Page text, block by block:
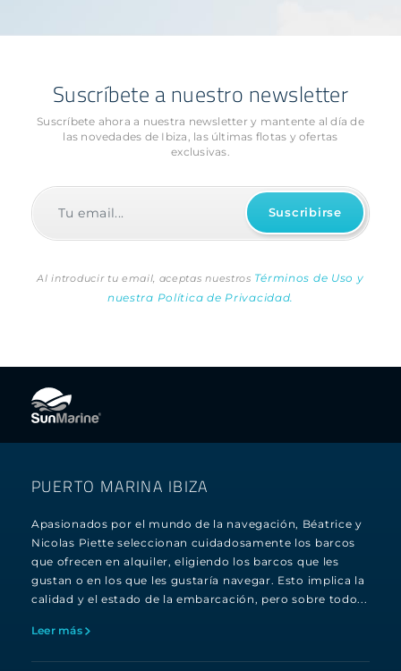
Suscríbete a nuestro newsletter
Suscríbete ahora a nuestra newsletter y mantente al día de
las novedades de Ibiza, las últimas flotas y ofertas
exclusivas.
Al introducir tu email, aceptas nuestros Términos de Uso y
nuestra Política de Privacidad.
PUERTO MARINA IBIZA
Apasionados por el mundo de la navegación, Béatrice y
Nicolas Piette seleccionan cuidadosamente los barcos
que ofrecen en alquiler, eligiendo los barcos que les
gustan o en los que les gustaría navegar. Esto implica la
calidad y el estado de la embarcación, pero sobre todo...
Leer más